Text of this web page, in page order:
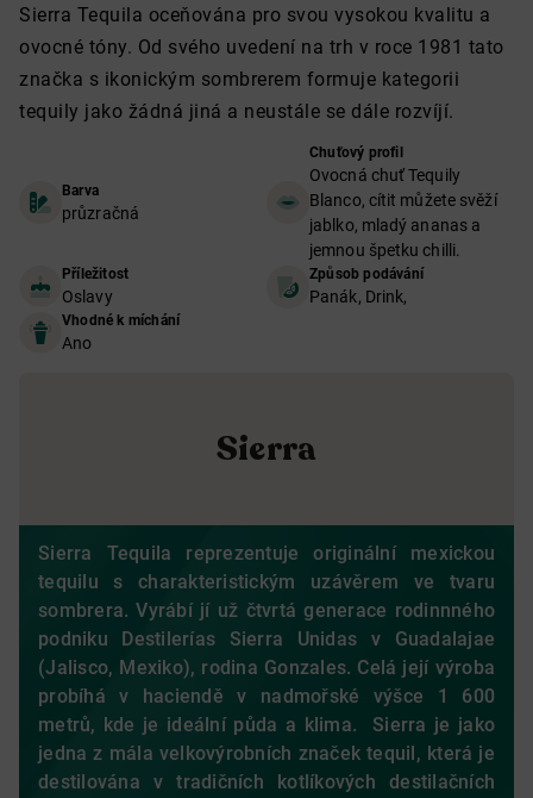
Sierra Tequila oceňována pro svou vysokou kvalitu a
ovocné tóny. Od svého uvedení na trh v roce 1981 tato
značka s ikonickým sombrerem formuje kategorii
tequily jako žádná jiná a neustále se dále rozvíjí.
Barva
průzračná
Chuťový profil
Ovocná chuť Tequily
Blanco, cítit můžete svěží
jablko, mladý ananas a
jemnou špetku chilli.
Příležitost
Oslavy
Způsob podávání
Panák, Drink,
Vhodné k míchání
Ano
Sierra
Sierra Tequila reprezentuje originální mexickou
tequilu s charakteristickým uzávěrem ve tvaru
sombrera. Vyrábí jí už čtvrtá generace rodinnného
podniku Destilerías Sierra Unidas v Guadalajae
(Jalisco, Mexiko), rodina Gonzales. Celá její výroba
probíhá v haciendě v nadmořské výšce 1 600
metrů, kde je ideální půda a klima. Sierra je jako
jedna z mála velkovýrobních značek tequil, která je
destilována v tradičních kotlíkových destilačních